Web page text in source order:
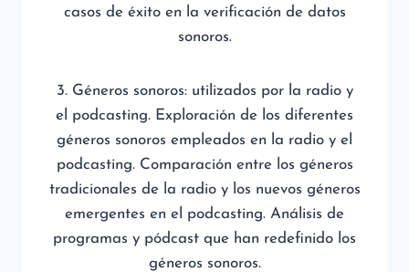
casos de éxito en la verificación de datos
sonoros.
3. Géneros sonoros: utilizados por la radio y
el podcasting. Exploración de los diferentes
géneros sonoros empleados en la radio y el
podcasting. Comparación entre los géneros
tradicionales de la radio y los nuevos géneros
emergentes en el podcasting. Análisis de
programas y pódcast que han redefinido los
géneros sonoros.